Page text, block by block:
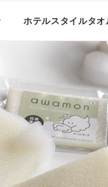
ホテルスタイルタオ